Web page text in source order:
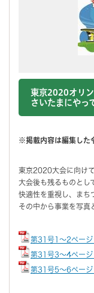
東京2020オリ
さいたまにやっ
※掲載内容は編集した
東京2020大会に向け
大会後も残るものとし
快適性を重視し、まち
その中から事業を写真
第31号1～2ページ
第31号3～4ページ
第31号5～6ページ